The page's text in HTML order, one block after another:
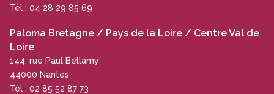
Tél : 04 28 29 85 69
Paloma Bretagne / Pays de la Loire / Centre Val de
Loire
144, rue Paul Bellamy
44000 Nantes
Tél : 02 85 52 87 73